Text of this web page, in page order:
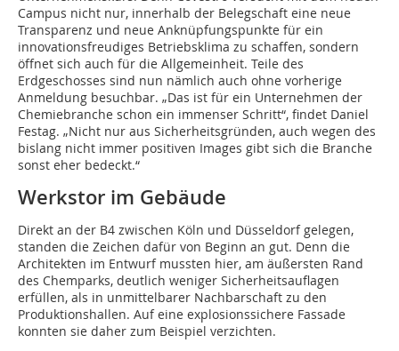
Campus nicht nur, innerhalb der Belegschaft eine neue
Transparenz und neue Anknüpfungspunkte für ein
innovationsfreudiges Betriebsklima zu schaffen, sondern
öffnet sich auch für die Allgemeinheit. Teile des
Erdgeschosses sind nun nämlich auch ohne vorherige
Anmeldung besuchbar. „Das ist für ein Unternehmen der
Chemie­branche schon ein immenser Schritt“, findet Daniel
Festag. „Nicht nur aus Sicherheitsgründen, auch wegen des
bislang nicht immer positiven Images gibt sich die Branche
sonst eher bedeckt.“
Werkstor im Gebäude
Direkt an der B4 zwischen Köln und Düsseldorf gelegen,
standen die Zeichen dafür von Beginn an gut. Denn die
Architekten im Entwurf mussten hier, am äußersten Rand
des Chemparks, deutlich weniger Sicherheitsauflagen
erfüllen, als in unmittelbarer Nachbarschaft zu den
Produktionshallen. Auf eine explosionssichere Fassade
konnten sie daher zum Beispiel verzichten.